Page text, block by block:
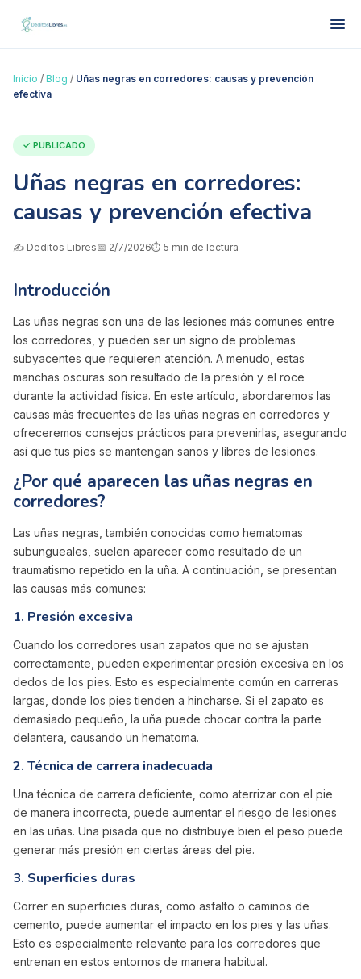
Inicio / Blog / Uñas negras en corredores: causas y prevención
efectiva
✓ PUBLICADO
Uñas negras en corredores:
causas y prevención efectiva
✍️ Deditos Libres📅 2/7/2026⏱️ 5 min de lectura
Introducción
Las uñas negras son una de las lesiones más comunes entre
los corredores, y pueden ser un signo de problemas
subyacentes que requieren atención. A menudo, estas
manchas oscuras son resultado de la presión y el roce
durante la actividad física. En este artículo, abordaremos las
causas más frecuentes de las uñas negras en corredores y
ofreceremos consejos prácticos para prevenirlas, asegurando
así que tus pies se mantengan sanos y libres de lesiones.
¿Por qué aparecen las uñas negras en
corredores?
Las uñas negras, también conocidas como hematomas
subungueales, suelen aparecer como resultado de un
traumatismo repetido en la uña. A continuación, se presentan
las causas más comunes:
1. Presión excesiva
Cuando los corredores usan zapatos que no se ajustan
correctamente, pueden experimentar presión excesiva en los
dedos de los pies. Esto es especialmente común en carreras
largas, donde los pies tienden a hincharse. Si el zapato es
demasiado pequeño, la uña puede chocar contra la parte
delantera, causando un hematoma.
2. Técnica de carrera inadecuada
Una técnica de carrera deficiente, como aterrizar con el pie
de manera incorrecta, puede aumentar el riesgo de lesiones
en las uñas. Una pisada que no distribuye bien el peso puede
generar más presión en ciertas áreas del pie.
3. Superficies duras
Correr en superficies duras, como asfalto o caminos de
cemento, puede aumentar el impacto en los pies y las uñas.
Esto es especialmente relevante para los corredores que
entrenan en estos entornos de manera habitual.